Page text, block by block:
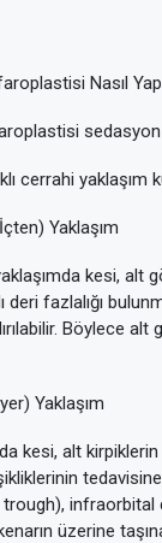
Nasıl
cerrahi yaklaşım
Yaklaşım
kesi, alt
fazlalığı
Böylece
Yaklaşım
kesi, alt
üzerine